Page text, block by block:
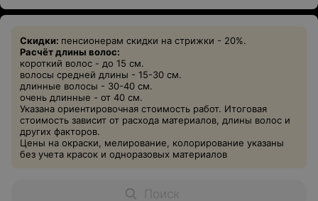
Скидки: пенсионерам скидки на стрижки - 20%.
Расчёт длины волос:
короткий волос - до 15 см.
волосы средней длины - 15-30 см.
длинные волосы - 30-40 см.
очень длинные - от 40 см.
Указана ориентировочная стоимость работ. Итоговая
стоимость зависит от расхода материалов, длины волос и
других факторов.
Цены на окраски, мелирование, колорирование указаны
без учета красок и одноразовых материалов